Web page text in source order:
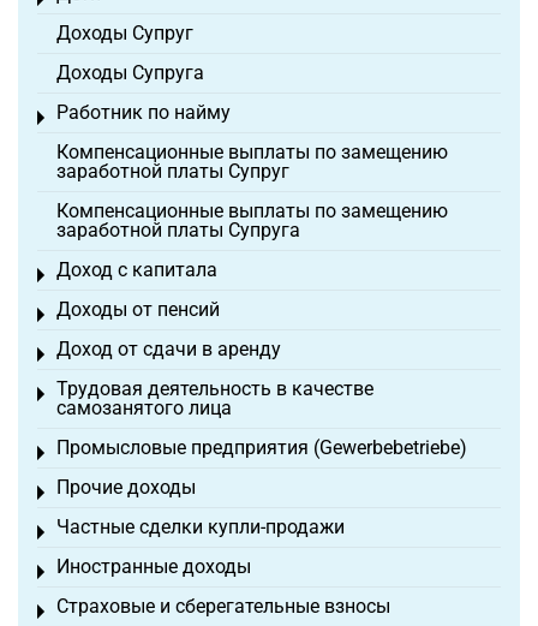
Доходы Супруг
Доходы Супруга
Работник по найму
Toggle menu
Компенсационные выплаты по замещению
заработной платы Супруг
Компенсационные выплаты по замещению
заработной платы Супруга
Доход с капитала
Toggle menu
Доходы от пенсий
Toggle menu
Доход от сдачи в аренду
Toggle menu
Трудовая деятельность в качестве
самозанятого лица
Toggle menu
Промысловые предприятия (Gewerbebetriebe)
Toggle menu
Прочие доходы
Toggle menu
Частные сделки купли-продажи
Toggle menu
Иностранные доходы
Toggle menu
Страховые и сберегательные взносы
Toggle menu